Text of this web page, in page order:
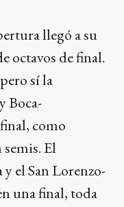
llegó a su
octavos de final.
sí la
Boca-
como
El
el San Lorenzo-
una final, toda